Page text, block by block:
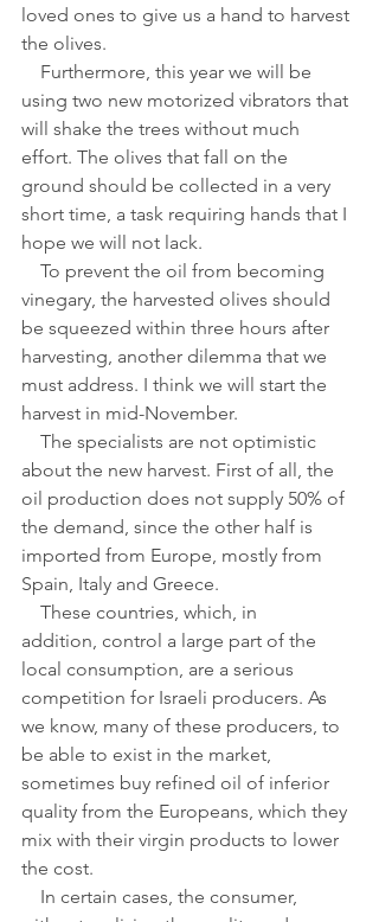
loved ones to give us a hand to harvest
the olives.
using two new motorized vibrators that
will shake the trees without much
effort. The olives that fall on the
ground should be collected in a very
short time, a task requiring hands that I
hope we will not lack.
vinegary, the harvested olives should
be squeezed within three hours after
harvesting, another dilemma that we
must address. I think we will start the
harvest in mid-November.
about the new harvest. First of all, the
oil production does not supply 50% of
the demand, since the other half is
imported from Europe, mostly from
Spain, Italy and Greece.
addition, control a large part of the
local consumption, are a serious
competition for Israeli producers. As
we know, many of these producers, to
be able to exist in the market,
sometimes buy refined oil of inferior
quality from the Europeans, which they
mix with their virgin products to lower
the cost.